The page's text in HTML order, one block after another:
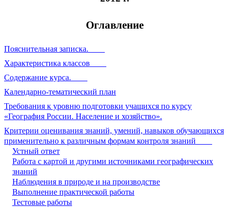
Оглавление
Пояснительная записка.
Характеристика классов
Содержание курса.
Календарно-тематический план
Требования к уровню подготовки учащихся по курсу
«География России. Население и хозяйство».
Критерии оценивания знаний, умений, навыков обучающихся
применительно к различным формам контроля знаний
Устный ответ
Работа с картой и другими источниками географических
знаний
Наблюдения в природе и на производстве
Выполнение практической работы
Тестовые работы